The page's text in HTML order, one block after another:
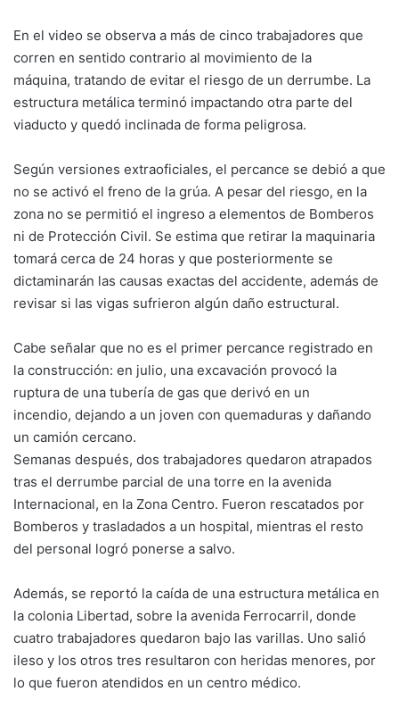
En el video se observa a más de cinco trabajadores que
corren en sentido contrario al movimiento de la
máquina, tratando de evitar el riesgo de un derrumbe. La
estructura metálica terminó impactando otra parte del
viaducto y quedó inclinada de forma peligrosa.
Según versiones extraoficiales, el percance se debió a que
no se activó el freno de la grúa. A pesar del riesgo, en la
zona no se permitió el ingreso a elementos de Bomberos
ni de Protección Civil. Se estima que retirar la maquinaria
tomará cerca de 24 horas y que posteriormente se
dictaminarán las causas exactas del accidente, además de
revisar si las vigas sufrieron algún daño estructural.
Cabe señalar que no es el primer percance registrado en
la construcción: en julio, una excavación provocó la
ruptura de una tubería de gas que derivó en un
incendio, dejando a un joven con quemaduras y dañando
un camión cercano.
Semanas después, dos trabajadores quedaron atrapados
tras el derrumbe parcial de una torre en la avenida
Internacional, en la Zona Centro. Fueron rescatados por
Bomberos y trasladados a un hospital, mientras el resto
del personal logró ponerse a salvo.
Además, se reportó la caída de una estructura metálica en
la colonia Libertad, sobre la avenida Ferrocarril, donde
cuatro trabajadores quedaron bajo las varillas. Uno salió
ileso y los otros tres resultaron con heridas menores, por
lo que fueron atendidos en un centro médico.